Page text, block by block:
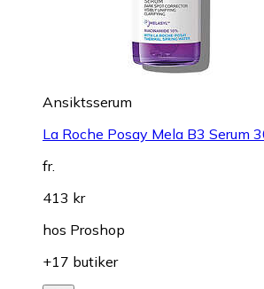
Ansiktsserum
La Roche Posay Mela B3 Serum
fr.
413 kr
hos Proshop
+17 butiker